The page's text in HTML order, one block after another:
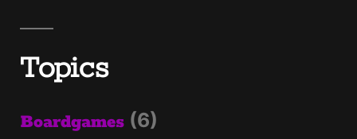
Topics
Boardgames (6)